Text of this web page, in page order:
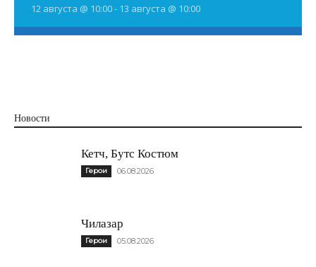
12 августа @ 10:00- 13 августа @ 10:00
Новости
Кетч, Бутс Костюм
Герои 06.08.2026
Чилазар
Герои 05.08.2026